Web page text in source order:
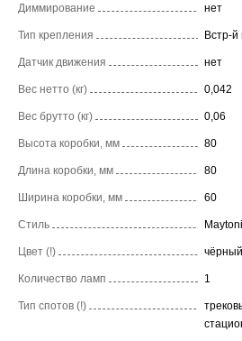
Диммирование нет
Тип крепления Встр-
Датчик движения нет
Вес нетто (кг) 0,042
Вес брутто (кг) 0,06
Высота коробки, мм 80
Длина коробки, мм 80
Ширина коробки, мм 60
Стиль
Цвет (!) чёрный
Количество ламп 1
Тип спотов (!)